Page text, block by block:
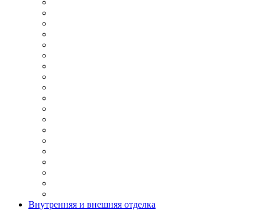
Внутренняя и внешняя отделка